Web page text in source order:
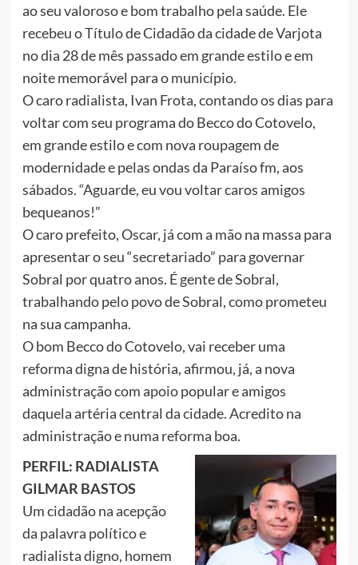
ao seu valoroso e bom trabalho pela saúde. Ele
recebeu o Título de Cidadão da cidade de Varjota
no dia 28 de mês passado em grande estilo e em
noite memorável para o município.
O caro radialista, Ivan Frota, contando os dias para
voltar com seu programa do Becco do Cotovelo,
em grande estilo e com nova roupagem de
modernidade e pelas ondas da Paraíso fm, aos
sábados. “Aguarde, eu vou voltar caros amigos
bequeanos!”
O caro prefeito, Oscar, já com a mão na massa para
apresentar o seu “secretariado” para governar
Sobral por quatro anos. É gente de Sobral,
trabalhando pelo povo de Sobral, como prometeu
na sua campanha.
O bom Becco do Cotovelo, vai receber uma
reforma digna de história, afirmou, já, a nova
administração com apoio popular e amigos
daquela artéria central da cidade. Acredito na
administração e numa reforma boa.
PERFIL: RADIALISTA
GILMAR BASTOS
Um cidadão na acepção
da palavra político e
radialista digno, homem